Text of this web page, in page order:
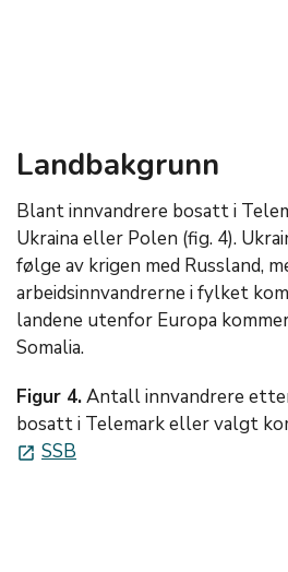
Landbakgrunn
Blant innvandrere bosatt i
Ukraina eller Polen (fig. 4).
følge av krigen med Russland,
arbeidsinnvandrerne i fylket
landene utenfor Europa
Somalia.
Figur 4.Antall innvandrere
bosatt i Telemark eller valgt
launch SSB